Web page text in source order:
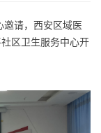
请，西安区域医
区卫生服务中心开